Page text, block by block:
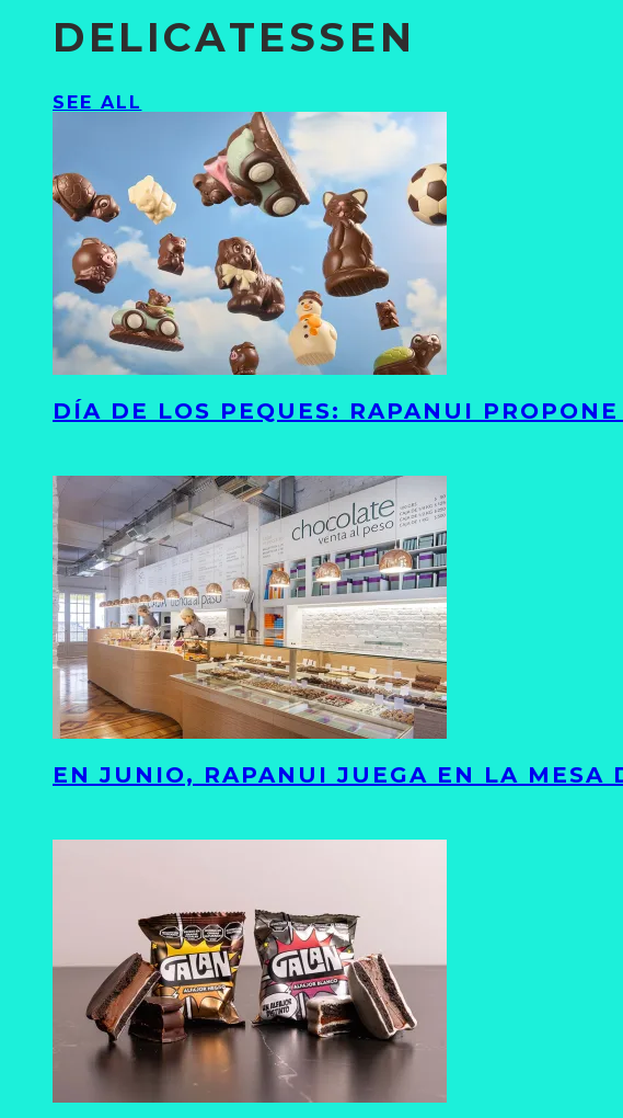
DELICATESSEN
SEE ALL
DÍA DE LOS PEQUES: RAPANUI
EN JUNIO, RAPANUI JUEGA EN LA MESA